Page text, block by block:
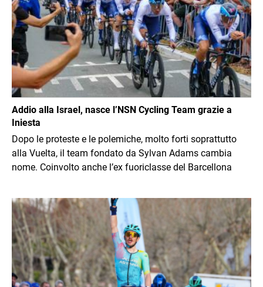
Addio alla Israel, nasce l’NSN Cycling Team grazie a
Iniesta
Dopo le proteste e le polemiche, molto forti soprattutto
alla Vuelta, il team fondato da Sylvan Adams cambia
nome. Coinvolto anche l’ex fuoriclasse del Barcellona
Immagine